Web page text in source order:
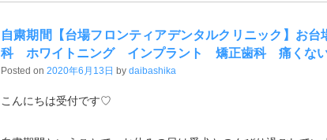
自粛期間【台場フロンティアデンタルクリニック】
科 ホワイトニング インプラント 矯正歯科 痛くな
Posted on 2020年6月13日 by daibashika
こんにちは受付です♡